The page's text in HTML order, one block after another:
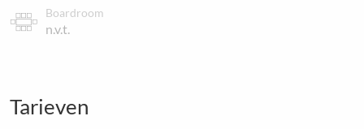
Boardroom
n.v.t.
Tarieven